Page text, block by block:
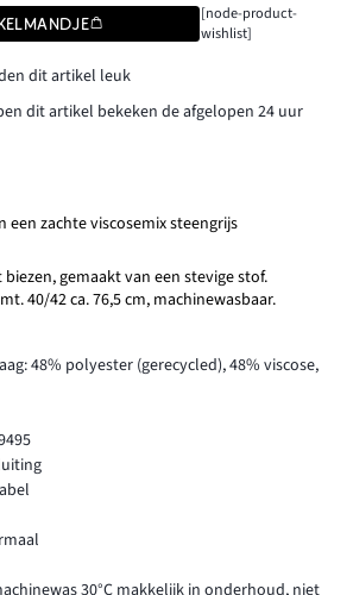
[node-product-
wishlist]
dit artikel leuk
dit artikel bekeken de afgelopen 24 uur
een zachte viscosemix steengrijs
gemaakt van een stevige stof.
40/42 ca. 76,5 cm, machinewasbaar.
48% polyester (gerecycled), 48% viscose,